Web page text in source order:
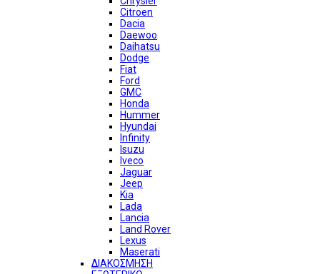
Citroen
Dacia
Daewoo
Daihatsu
Dodge
Fiat
Ford
GMC
Honda
Hummer
Hyundai
Infinity
Isuzu
Iveco
Jaguar
Jeep
Kia
Lada
Lancia
Land Rover
Lexus
Maserati
ΔΙΑΚΟΣΜΗΣΗ